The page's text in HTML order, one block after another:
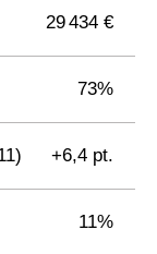
29 434 €
73%
+6,4 pt.
11%